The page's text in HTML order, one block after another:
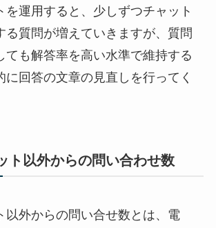
を運用すると、少しずつチャット
る質問が増えていきますが、質問
ても解答率を高い水準で維持する
に回答の文章の見直しを行ってく
ト以外からの問い合わせ数
以外からの問い合せ数とは、電